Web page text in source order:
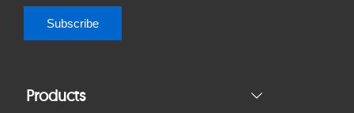
Subscribe
Products